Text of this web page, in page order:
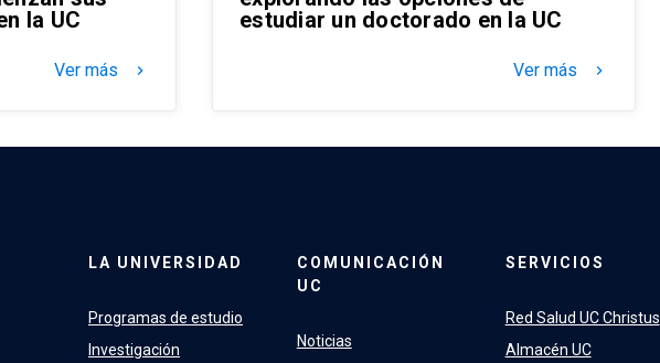
la UC
Ver más keyboard_arrow_right
estudiar un doctorado en la UC
Ver más keyboard_arrow_right
LA UNIVERSIDAD
Programas de estudio
Investigación
COMUNICACIÓN
UC
Noticias
SERVICIOS
Red Salud UC Christus
Almacén UC